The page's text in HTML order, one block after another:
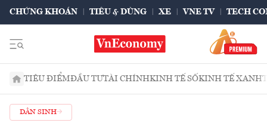
CHỨNG KHOÁN TIÊU & DÙNG XE VNE TV TECH
TIÊU ĐIỂMĐẦU TƯTÀI CHÍNHKINH TẾ SỐKINH TẾ XANH
DÂN SINH